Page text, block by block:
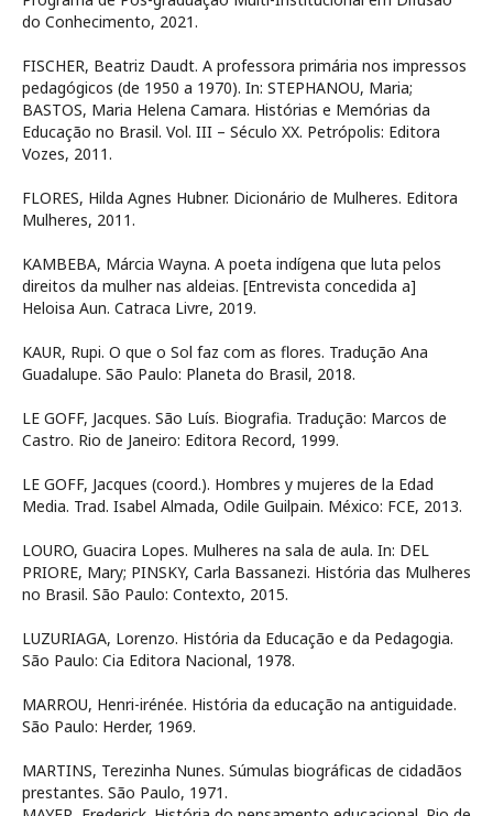
do Conhecimento, 2021.
FISCHER, Beatriz Daudt. A professora primária nos impressos
pedagógicos (de 1950 a 1970). In: STEPHANOU, Maria;
BASTOS, Maria Helena Camara. Histórias e Memórias da
Educação no Brasil. Vol. III – Século XX. Petrópolis: Editora
Vozes, 2011.
FLORES, Hilda Agnes Hubner. Dicionário de Mulheres. Editora
Mulheres, 2011.
KAMBEBA, Márcia Wayna. A poeta indígena que luta pelos
direitos da mulher nas aldeias. [Entrevista concedida a]
Heloisa Aun. Catraca Livre, 2019.
KAUR, Rupi. O que o Sol faz com as flores. Tradução Ana
Guadalupe. São Paulo: Planeta do Brasil, 2018.
LE GOFF, Jacques. São Luís. Biografia. Tradução: Marcos de
Castro. Rio de Janeiro: Editora Record, 1999.
LE GOFF, Jacques (coord.). Hombres y mujeres de la Edad
Media. Trad. Isabel Almada, Odile Guilpain. México: FCE, 2013.
LOURO, Guacira Lopes. Mulheres na sala de aula. In: DEL
PRIORE, Mary; PINSKY, Carla Bassanezi. História das Mulheres
no Brasil. São Paulo: Contexto, 2015.
LUZURIAGA, Lorenzo. História da Educação e da Pedagogia.
São Paulo: Cia Editora Nacional, 1978.
MARROU, Henri-irénée. História da educação na antiguidade.
São Paulo: Herder, 1969.
MARTINS, Terezinha Nunes. Súmulas biográficas de cidadãos
prestantes. São Paulo, 1971.